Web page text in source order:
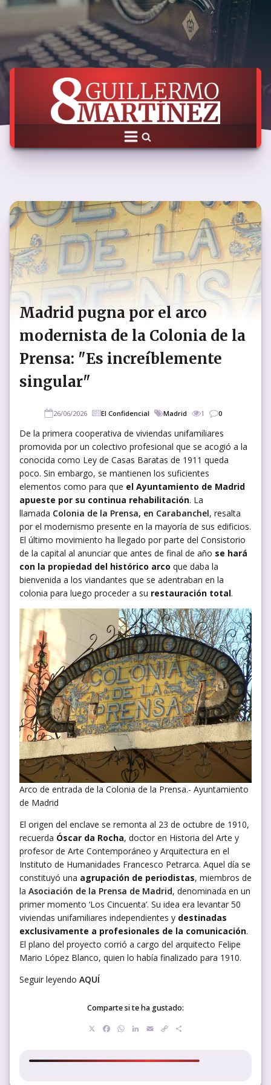
Madrid pugna por el arco
modernista de la Colonia de la
Prensa: "Es increíblemente
singular"
26/06/2026 El Confidencial Madrid 1 0
De la primera cooperativa de viviendas unifamiliares
promovida por un colectivo profesional que se acogió a la
conocida como Ley de Casas Baratas de 1911 queda
poco. Sin embargo, se mantienen los suficientes
elementos como para que el Ayuntamiento de Madrid
apueste por su continua rehabilitación. La
llamada Colonia de la Prensa, en Carabanchel, resalta
por el modernismo presente en la mayoría de sus edificios.
El último movimiento ha llegado por parte del Consistorio
de la capital al anunciar que antes de final de año se hará
con la propiedad del histórico arco que daba la
bienvenida a los viandantes que se adentraban en la
colonia para luego proceder a su restauración total.
Arco de entrada de la Colonia de la Prensa.- Ayuntamiento
de Madrid
El origen del enclave se remonta al 23 de octubre de 1910,
recuerda Óscar da Rocha, doctor en Historia del Arte y
profesor de Arte Contemporáneo y Arquitectura en el
Instituto de Humanidades Francesco Petrarca. Aquel día se
constituyó una agrupación de periodistas, miembros de
la Asociación de la Prensa de Madrid, denominada en un
primer momento ‘Los Cincuenta’. Su idea era levantar 50
viviendas unifamiliares independientes y destinadas
exclusivamente a profesionales de la comunicación.
El plano del proyecto corrió a cargo del arquitecto Felipe
Mario López Blanco, quien lo había finalizado para 1910.
Seguir leyendo AQUÍ
Comparte si te ha gustado:
Facebook
WhatsApp
LinkedIn
EmailCopy